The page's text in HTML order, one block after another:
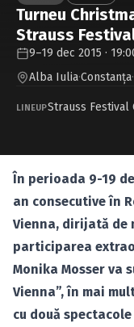
Turneu
Strauss
9–19 dec 2015 ·
Alba Iulia·Constanţa·
LINEUPStrauss Festival
În perioada 9-19
an consecutive în
Vienna, dirijată de
participarea
Monika Mosser va
Vienna”, în mai
cu două